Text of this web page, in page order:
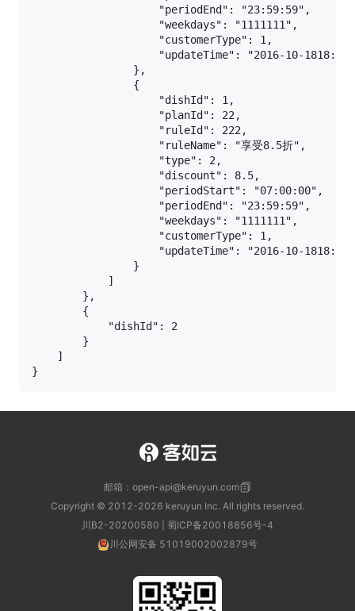
                    "periodEnd": "23:59:59",
                    "weekdays": "1111111",
                    "customerType": 1,
"updateTime": "2016-10-1818:
                },
                {
                    "dishId": 1,
                    "planId": 22,
                    "ruleId": 222,
                    "ruleName": "享受8.5折",
                    "type": 2,
                    "discount": 8.5,
                    "periodStart": "07:00:00",
                    "periodEnd": "23:59:59",
                    "weekdays": "1111111",
                    "customerType": 1,
"updateTime": "2016-10-1818:
                }
            ]
        },
        {
            "dishId": 2
        }
    ]
邮箱：open-api@keruyun.com
Copyright © 2012-2026 keruyun Inc. All rights reserved.
川B2-20200580 | 蜀ICP备20018856号-4
川公网安备 51019002002879号